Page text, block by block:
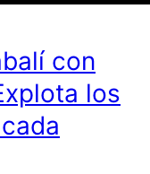
con
los